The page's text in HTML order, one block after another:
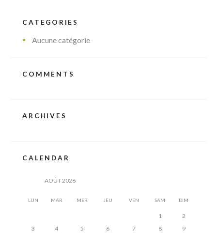
CATEGORIES
Aucune catégorie
COMMENTS
ARCHIVES
CALENDAR
AOÛT 2026
LUN MAR MER JEU VEN SAM DIM
1
2
3
4 5 6 7 8
9